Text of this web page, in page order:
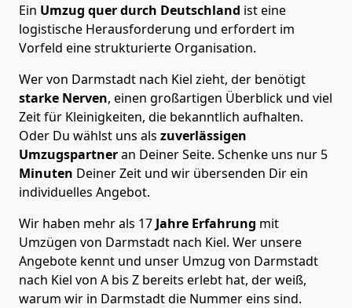
Ein Umzug quer durch Deutschland ist eine
logistische Herausforderung und erfordert im
Vorfeld eine strukturierte Organisation.
Wer von Darmstadt nach Kiel zieht, der benötigt
starke Nerven, einen großartigen Überblick und viel
Zeit für Kleinigkeiten, die bekanntlich aufhalten.
Oder Du wählst uns als zuverlässigen
Umzugspartneran Deiner Seite. Schenke uns nur 5
Minuten Deiner Zeit und wir übersenden Dir ein
individuelles Angebot.
Wir haben mehr als 17 Jahre Erfahrung mit
Umzügen von Darmstadt nach Kiel. Wer unsere
Angebote kennt und unser Umzug von Darmstadt
nach Kiel von A bis Z bereits erlebt hat, der weiß,
warum wir in Darmstadt die Nummer eins sind.